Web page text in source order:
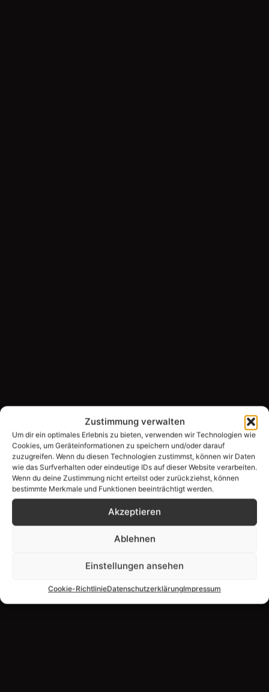
Zustimmung verwalten
Um dir ein optimales Erlebnis zu bieten, verwenden wir Technologien wie
Cookies, um Geräteinformationen zu speichern und/oder darauf
zuzugreifen. Wenn du diesen Technologien zustimmst, können wir Daten
wie das Surfverhalten oder eindeutige IDs auf dieser Website verarbeiten.
Wenn du deine Zustimmung nicht erteilst oder zurückziehst, können
bestimmte Merkmale und Funktionen beeinträchtigt werden.
Akzeptieren
Ablehnen
Einstellungen ansehen
Cookie-RichtlinieDatenschutzerklärungImpressum